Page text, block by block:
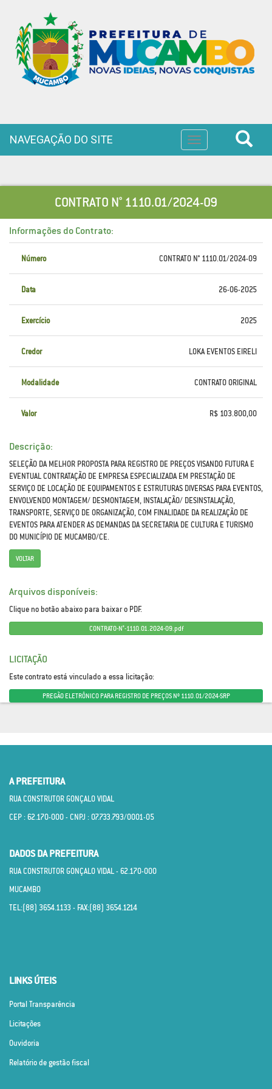
Toggle
navigation
NAVEGAÇÃO DO SITE
CONTRATO N° 1110.01/2024-09
Informações do Contrato:
Número CONTRATO N° 1110.01/2024-09
Data 26-06-2025
Exercício 2025
Credor LOKA EVENTOS EIRELI
Modalidade CONTRATO ORIGINAL
Valor R$ 103.800,00
Descrição:
SELEÇÃO DA MELHOR PROPOSTA PARA REGISTRO DE PREÇOS VISANDO FUTURA E
EVENTUAL CONTRATAÇÃO DE EMPRESA ESPECIALIZADA EM PRESTAÇÃO DE
SERVIÇO DE LOCAÇÃO DE EQUIPAMENTOS E ESTRUTURAS DIVERSAS PARA EVENTOS,
ENVOLVENDO MONTAGEM/ DESMONTAGEM, INSTALAÇÃO/ DESINSTALAÇÃO,
TRANSPORTE, SERVIÇO DE ORGANIZAÇÃO, COM FINALIDADE DA REALIZAÇÃO DE
EVENTOS PARA ATENDER AS DEMANDAS DA SECRETARIA DE CULTURA E TURISMO
DO MUNICÍPIO DE MUCAMBO/CE.
VOLTAR
Arquivos disponíveis:
Clique no botão abaixo para baixar o PDF.
CONTRATO-N°-1110.01.2024-09.pdf
LICITAÇÃO
Este contrato está vinculado a essa licitação:
PREGÃO ELETRÔNICO PARA REGISTRO DE PREÇOS Nº 1110.01/2024-SRP
A PREFEITURA
RUA CONSTRUTOR GONÇALO VIDAL
CEP : 62.170­-000 - CNPJ : 07.733.793/0001­-05
DADOS DA PREFEITURA
RUA CONSTRUTOR GONÇALO VIDAL - 62.170­-000
MUCAMBO
TEL:(88) 3654.1133 - FAX:(88) 3654.1214
LINKS ÚTEIS
Portal Transparência
Licitações
Ouvidoria
Relatório de gestão fiscal